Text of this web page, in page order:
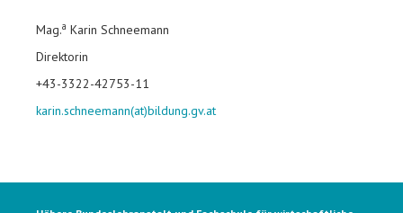
Mag.a Karin Schneemann
Direktorin
+43-3322-42753-11
karin.schneemann(at)bildung.gv.at